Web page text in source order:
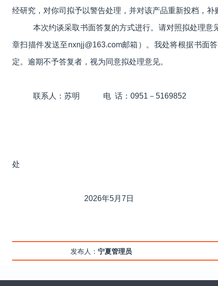
经研究， 对你司拟予以警告处理，并对该产品重新投档，补
本次约谈采取书面答复的方式进行。请对照拟处理意
章扫描件发送至nxnjj@163.com邮箱）。我处将根据书面
定。逾期不予答复者，视为同意拟处理意见。
联系人：苏明 电 话： 0951 － 5169852
处
2026年5月 7 日
发布人： 宁夏管理员